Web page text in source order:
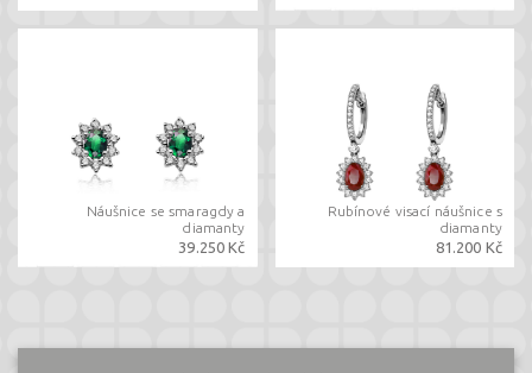
Náušnice se smaragdy a
diamanty
39.250 Kč
Rubínové visací náušnice s
diamanty
81.200 Kč